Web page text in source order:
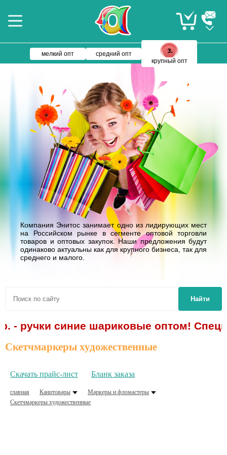
мелкий опт
средний опт
крупный опт
Компания Энитос занимает одно из лидирующих мест
на Российском рынке в сегменте оптовой торговли
товаров и оптовых закупок. Наши предложения будут
одинаково актуальны как для крупного бизнеса, так для
среднего и малого.
Найти
- ручки синие шариковые оптом!
Скетчмаркеры художественные
Скачать прайс-лист Бланк заказа
главная Канцтовары
Маркеры и фломастеры
Скетчмаркеры художественные